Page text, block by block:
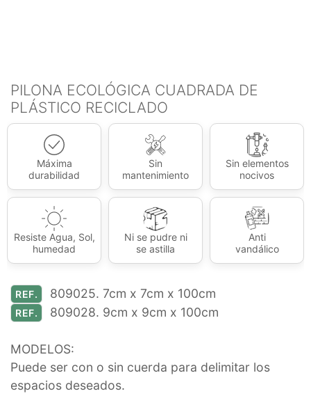
PILONA ECOLÓGICA CUADRADA DE
PLÁSTICO RECICLADO
Máxima
durabilidad
Sin
mantenimiento
Sin elementos
nocivos
Resiste Agua, Sol,
humedad
Ni se pudre ni
se astilla
Anti
vandálico
REF. 809025. 7cm x 7cm x 100cm
REF. 809028. 9cm x 9cm x 100cm
MODELOS:
Puede ser con o sin cuerda para delimitar los
espacios deseados.